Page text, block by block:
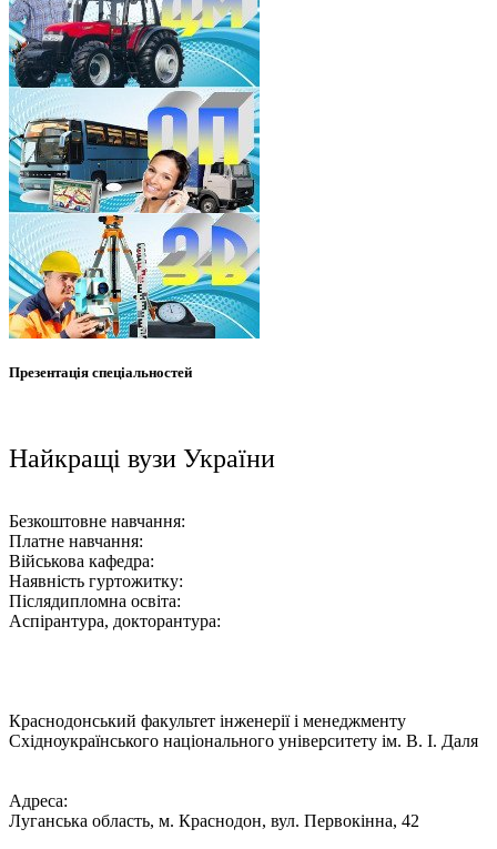
Презентація спеціальностей
Найкращі вузи України
Безкоштовне навчання:
Платне навчання:
Військова кафедра:
Наявність гуртожитку:
Післядипломна освіта:
Аспірантура, докторантура:
Краснодонський факультет інженерії і менеджменту
Східноукраїнського національного університету ім. В. І. Даля
Адреса:
Луганська область, м. Краснодон, вул. Первокінна, 42